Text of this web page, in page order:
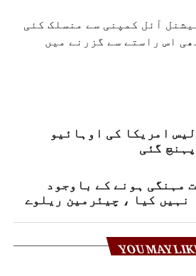
آئل کمپنی سے منسلک کئی
اس راستے سے گزرنے میں
امریکا کی اوہائیو
گئی
مہنگی ہونے کے باوجود
نہیں کیا ، چیئرمین ریلوے
YOU MAY